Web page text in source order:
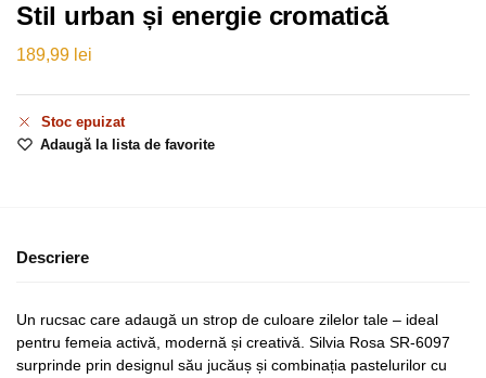
Stil urban și energie cromatică
189,99 lei
Stoc epuizat
Adaugă la lista de favorite
Descriere
Un rucsac care adaugă un strop de culoare zilelor tale – ideal
pentru femeia activă, modernă și creativă. Silvia Rosa SR-6097
surprinde prin designul său jucăuș și combinația pastelurilor cu